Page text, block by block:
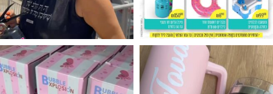
מטף לגילוי מין העובר חזר למלא